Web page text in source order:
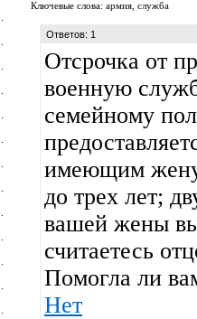
Ключевые слова: армия служба
Ответов: 1
Отсрочка от
военную
семейному
имеющим жену
до трех лет;
вашей жены
считаетесь
Помогла ли
Нет